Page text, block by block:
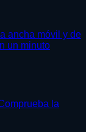
ancha móvil y de
un minuto
la